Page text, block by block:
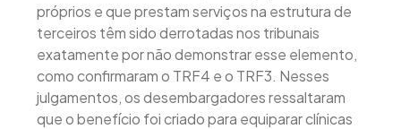
próprios e que prestam serviços na estrutura de
terceiros têm sido derrotadas nos tribunais
exatamente por não demonstrar esse elemento,
como confirmaram o TRF4 e o TRF3. Nesses
julgamentos, os desembargadores ressaltaram
que o benefício foi criado para equiparar clínicas